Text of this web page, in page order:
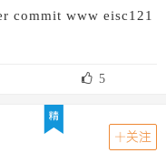
commit www eisc121
5
关注